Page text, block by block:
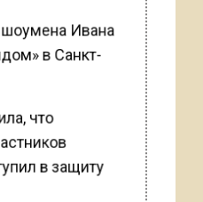
Ивана
в Санкт-
что
в защиту